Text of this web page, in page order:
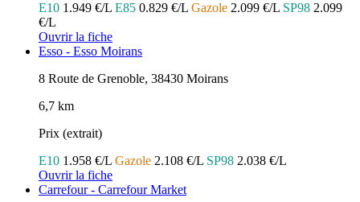
E10 1.949 €/L E85 0.829 €/L Gazole 2.099 €/L SP98 2.099
€/L
Ouvrir la fiche
Esso - Esso Moirans
8 Route de Grenoble, 38430 Moirans
6,7 km
Prix (extrait)
E10 1.958 €/L Gazole 2.108 €/L SP98 2.038 €/L
Ouvrir la fiche
Carrefour - Carrefour Market